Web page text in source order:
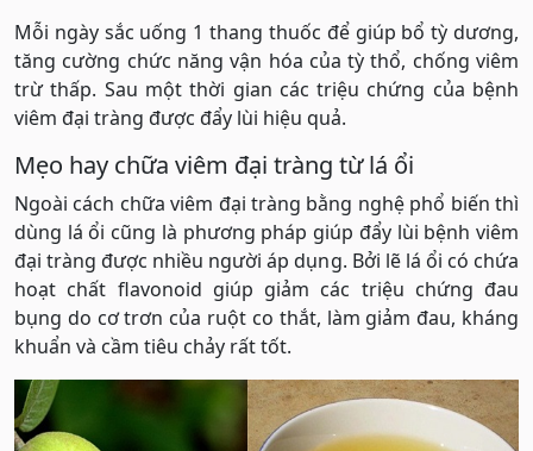
Mỗi ngày sắc uống 1 thang thuốc để giúp bổ tỳ dương,
tăng cường chức năng vận hóa của tỳ thổ, chống viêm
trừ thấp. Sau một thời gian các triệu chứng của bệnh
viêm đại tràng được đẩy lùi hiệu quả.
Mẹo hay chữa viêm đại tràng từ lá ổi
Ngoài cách chữa viêm đại tràng bằng nghệ phổ biến thì
dùng lá ổi cũng là phương pháp giúp đẩy lùi bệnh viêm
đại tràng được nhiều người áp dụng. Bởi lẽ lá ổi có chứa
hoạt chất flavonoid giúp giảm các triệu chứng đau
bụng do cơ trơn của ruột co thắt, làm giảm đau, kháng
khuẩn và cầm tiêu chảy rất tốt.